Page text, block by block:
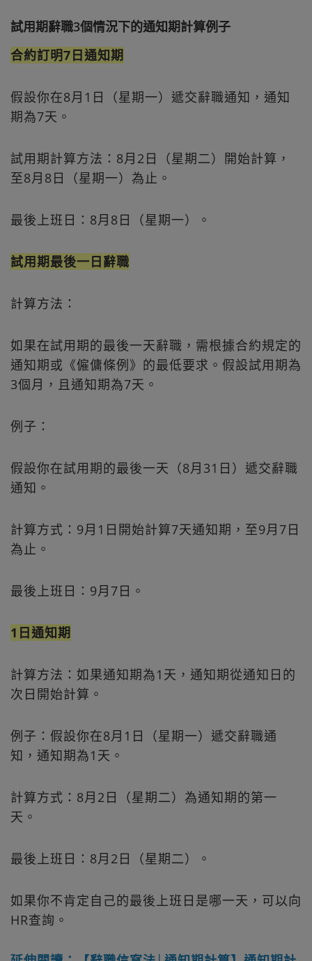
試用期辭職3個情況下的通知期計算例子
合約訂明7日通知期
假設你在8月1日（星期一）遞交辭職通知，通知
期為7天。
試用期計算方法：8月2日（星期二）開始計算，
至8月8日（星期一）為止。
最後上班日：8月8日（星期一）。
試用期最後一日辭職
計算方法：
如果在試用期的最後一天辭職，需根據合約規定的
通知期或《僱傭條例》的最低要求。假設試用期為
3個月，且通知期為7天。
例子：
假設你在試用期的最後一天（8月31日）遞交辭職
通知。
計算方式：9月1日開始計算7天通知期，至9月7日
為止。
最後上班日：9月7日。
1日通知期
計算方法：如果通知期為1天，通知期從通知日的
次日開始計算。
例子：假設你在8月1日（星期一）遞交辭職通
知，通知期為1天。
計算方式：8月2日（星期二）為通知期的第一
天。
最後上班日：8月2日（星期二）。
如果你不肯定自己的最後上班日是哪一天，可以向
HR查詢。